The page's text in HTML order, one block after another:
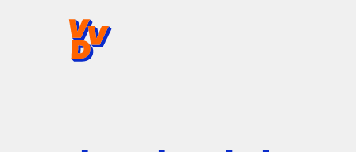
VVD.nl - Ga naar de homepage